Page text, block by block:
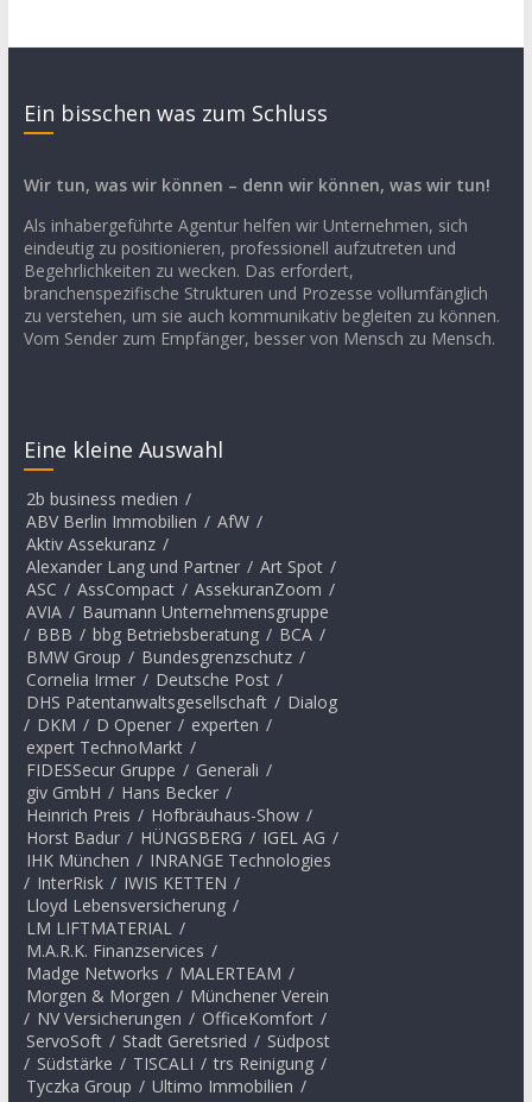
Ein bisschen was zum Schluss
Wir tun, was wir können – denn wir können, was wir tun!
Als inhabergeführte Agentur helfen wir Unternehmen, sich
eindeutig zu positionieren, professionell aufzutreten und
Begehrlichkeiten zu wecken. Das erfordert,
branchenspezifische Strukturen und Prozesse vollumfänglich
zu verstehen, um sie auch kommunikativ begleiten zu können.
Vom Sender zum Empfänger, besser von Mensch zu Mensch.
Eine kleine Auswahl
2b business medien /
ABV Berlin Immobilien / AfW /
Aktiv Assekuranz /
Alexander Lang und Partner / Art Spot /
ASC / AssCompact / AssekuranZoom /
AVIA / Baumann Unternehmensgruppe
/ BBB / bbg Betriebsberatung / BCA /
BMW Group / Bundesgrenzschutz /
Cornelia Irmer / Deutsche Post /
DHS Patentanwaltsgesellschaft / Dialog
/ DKM / D Opener / experten /
expert TechnoMarkt /
FIDESSecur Gruppe / Generali /
giv GmbH / Hans Becker /
Heinrich Preis / Hofbräuhaus-Show /
Horst Badur / HÜNGSBERG / IGEL AG /
IHK München / INRANGE Technologies
/ InterRisk / IWIS KETTEN /
Lloyd Lebensversicherung /
LM LIFTMATERIAL /
M.A.R.K. Finanzservices /
Madge Networks / MALERTEAM /
Morgen & Morgen / Münchener Verein
/ NV Versicherungen / OfficeKomfort /
ServoSoft / Stadt Geretsried / Südpost
/ Südstärke / TISCALI / trs Reinigung /
Tyczka Group / Ultimo Immobilien /